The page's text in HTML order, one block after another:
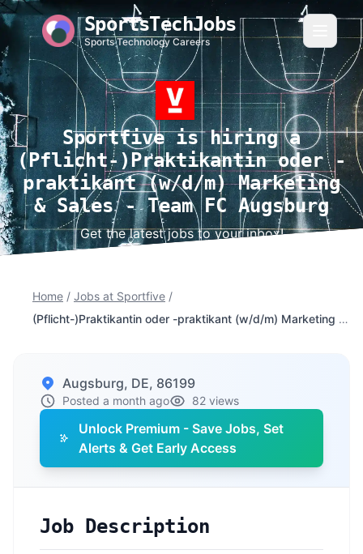
SportsTechJobs
Sports Technology Careers
Sportfive is hiring a
(Pflicht-)Praktikantin oder -
praktikant (w/d/m) Marketing
& Sales - Team FC Augsburg
Get the latest jobs to your inbox!
Home / Jobs at Sportfive /
(Pflicht-)Praktikantin oder -praktikant (w/d/m) Marketing & Sales - Team FC Augsburg
Augsburg, DE, 86199
Posted a month ago 82 views
Unlock Premium - Save Jobs, Set
Alerts & Get Early Access
Job Description